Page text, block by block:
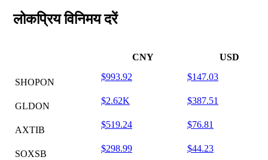
लोकप्रिय विनिमय दरें
CNY USD
SHOPON
$993.92 $147.03
GLDON
$2.62K $387.51
AXTIB
$519.24 $76.81
SOXSB
$298.99 $44.23